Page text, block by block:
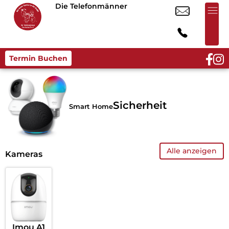
Die Telefonmänner
Termin Buchen
Smart HomeSicherheit
Kameras Alle anzeigen